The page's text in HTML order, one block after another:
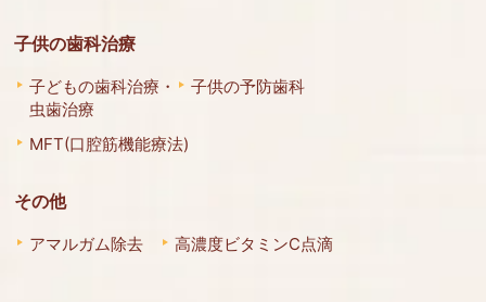
子供の歯科治療
子どもの歯科治療・
虫歯治療
子供の予防歯科
MFT(口腔筋機能療法)
その他
アマルガム除去 高濃度ビタミンC点滴